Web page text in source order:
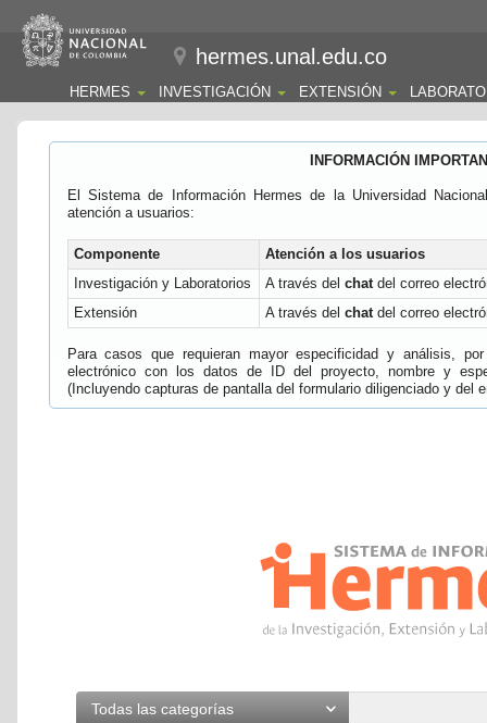
hermes.unal.edu.co
HERMES INVESTIGACIÓN EXTENSIÓN
INFORMACIÓN
El Sistema de Información Hermes de la Universidad
atención a usuarios:
Componente
Atención a los usuarios
Investigación y Laboratorios
A través del chatdel correo
Extensión
A través del chatdel correo
Para casos que requieran mayor especificidad y análisis,
electrónico con los datos de ID del proyecto, nombre y
(Incluyendo capturas de pantalla del formulario diligenciado y del
Todas las categorías